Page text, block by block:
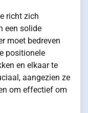
richt zich
een solide
moet bedreven
positionele
en elkaar te
aangezien ze
om effectief om